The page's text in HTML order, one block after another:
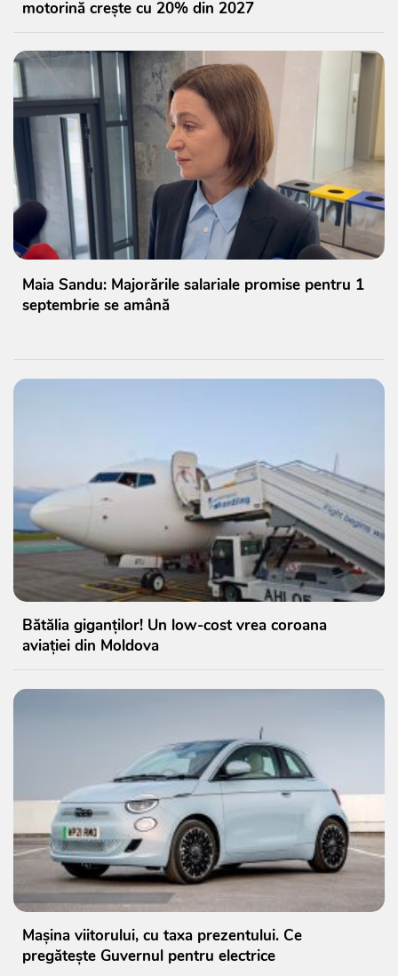
motorină crește cu 20% din 2027
Maia Sandu: Majorările salariale promise pentru 1
septembrie se amână
Bătălia giganților! Un low-cost vrea coroana
aviației din Moldova
Mașina viitorului, cu taxa prezentului. Ce
pregătește Guvernul pentru electrice